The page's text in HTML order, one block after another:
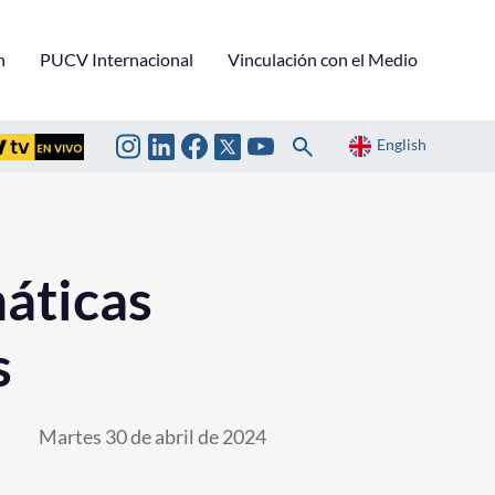
PUCV Internacional Vinculación con el Medio
English
Martes 30 de abril de 2024